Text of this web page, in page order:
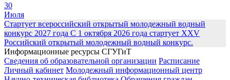
30
Июля
Стартует всероссийский открытый молодежный водный
конкурс 2027 года С 1 октября 2026 года стартует XXV
Российский открытый молодежный водный конкурс.
Информационные ресурсы СГУГиТ
Сведения об образовательной организации Расписание
Личный кабинет Молодежный информационный центр